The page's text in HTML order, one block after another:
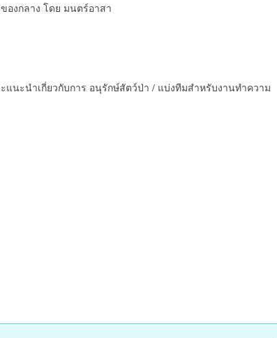
องกลาง โดย มนตร์อาสา
แนะนำเกี่ยวกับการ อนุรักษ์สัตว์ป่า / แบ่งทีมสำหรับงานทำความ